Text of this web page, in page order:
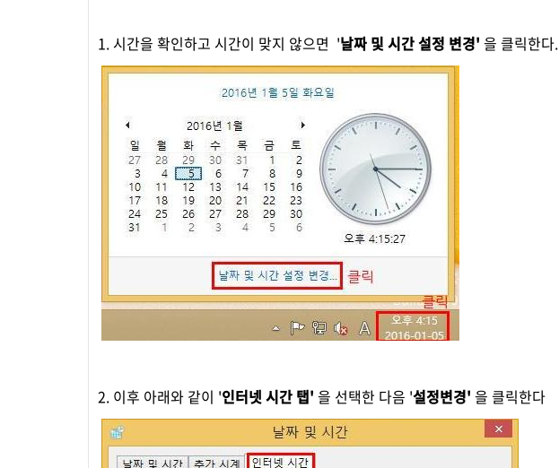
1. 시간을 확인하고 시간이 맞지 않으면 '날짜 및 시간 설정 변경' 을 클릭한다.
2. 이후 아래와 같이 '인터넷 시간 탭' 을 선택한 다음 '설정변경' 을 클릭한다